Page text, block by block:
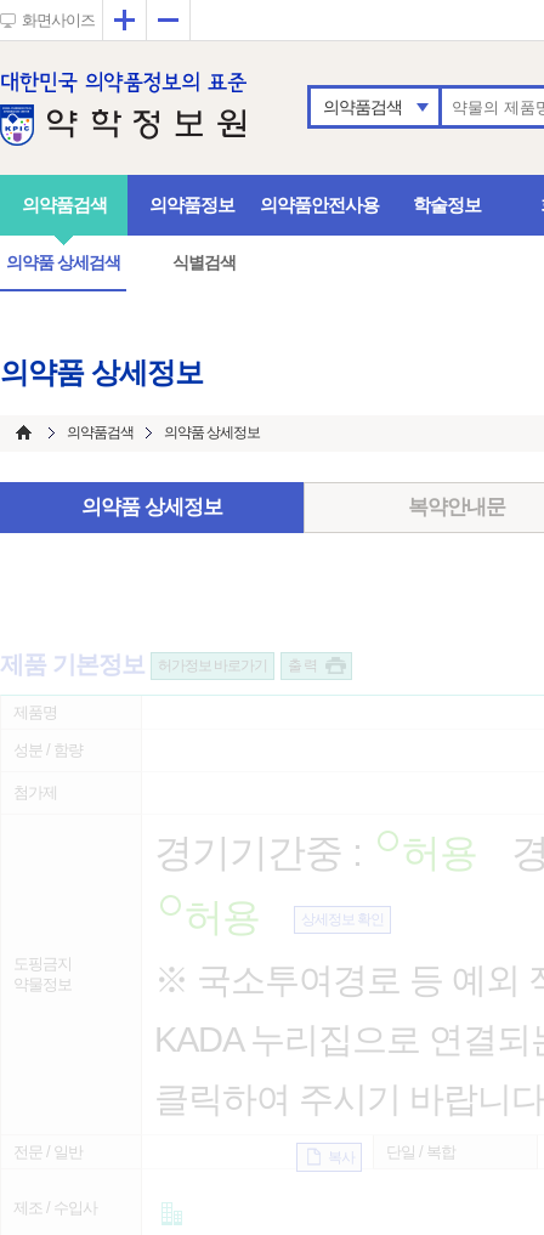
화면사이즈 확대
의약품검색
의약품검색
의약품 상세검색 식별검색
의약품정보 의약품안전사용 학술정보
의약품 상세정보
의약품검색 의약품 상세정보
의약품 상세정보 복약안내문
제품 기본정보 허가정보 바로가기 출 력
제품명
성분 / 함량
첨가제
도핑금지
약물정보
경기기간중 : 허용
허용
상세정보 확인
※ 국소투여경로 등 예외
KADA 누리집으로 연결
클릭하여 주시기 바랍니
전문 / 일반 복사 단일 / 복합
제조 / 수입사